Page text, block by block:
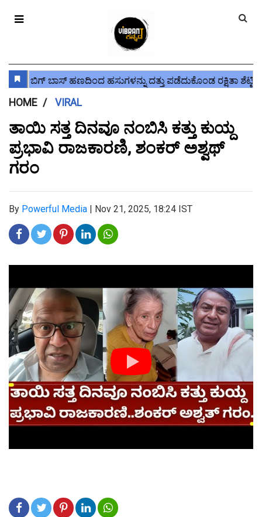
HOME VIRAL
ತಾಯಿ ಸತ್ತ ದಿನವೂ ನಂಬಿಸಿ ಕತ್ತು ಕುಯ್ದ
ಪ್ರಭಾವಿ ರಾಜಕಾರಣಿ, ಶಂಕರ್ ಅಶ್ವಥ್
ಗರಂ
By Powerful Media | Nov 21, 2025, 18:24 IST